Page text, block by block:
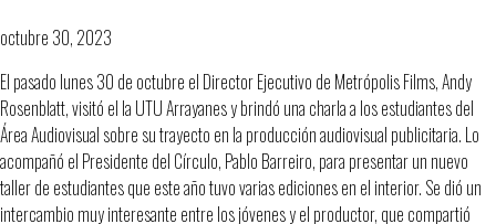
octubre 30, 2023
El pasado lunes 30 de octubre el Director Ejecutivo de Metrópolis Films, Andy
Rosenblatt, visitó el la UTU Arrayanes y brindó una charla a los estudiantes del
Área Audiovisual sobre su trayecto en la producción audiovisual publicitaria. Lo
acompañó el Presidente del Círculo, Pablo Barreiro, para presentar un nuevo
taller de estudiantes que este año tuvo varias ediciones en el interior. Se dió un
intercambio muy interesante entre los jóvenes y el productor, que compartió